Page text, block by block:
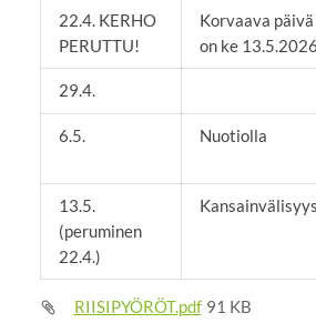
22.4. KERHO
PERUTTU!
Korvaava päivä
on ke 13.5.2026
29.4.
6.5. Nuotiolla
13.5.
(peruminen
22.4.)
Kansainvälisyys
RIISIPYÖRÖT.pdf 91 KB